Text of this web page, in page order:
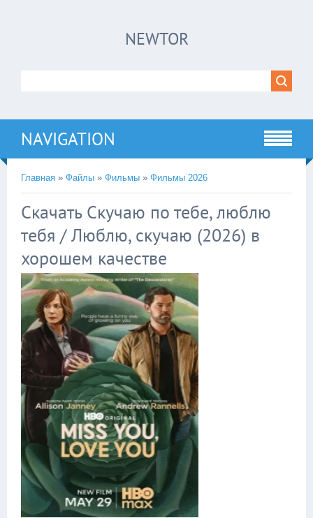
NEWTOR
NAVIGATION
Главная » Файлы » Фильмы » Фильмы 2026
Скачать Скучаю по тебе, люблю
тебя / Люблю, скучаю (2026) в
хорошем качестве
!!!Если Вы с телефона сперва нажмите на